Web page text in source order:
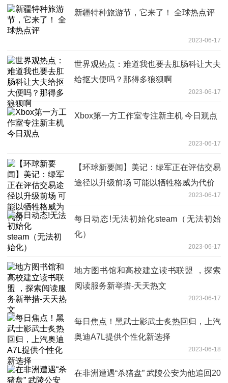
新疆特种旅游节，它来了！ 全球热点评
2023-06-17
世界观热点：难道我也要去肛肠科让大夫
给抠大便吗？那得多狼狈啊
2023-06-17
Xbox第一方工作室专注新主机 今日观点
2023-06-17
【环球新要闻】美记：绿军正在评估交易
途径以升级前场 可能以牺牲格威为代价
2023-06-17
每日动态!无法初始化steam（无法初始
化）
2023-06-17
地方图书馆和高校建立读书联盟 ，探索
阅读服务新举措-天天热文
2023-06-17
每日焦点！黑武士影武士炙热回归，上汽
奥迪A7L提供个性化新选择
2023-06-18
在非洲遭遇“杀猪盘” 武陵公安为他追回20